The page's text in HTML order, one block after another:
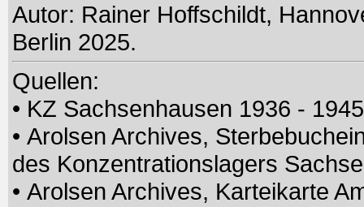
Autor: Rainer Hoffschildt,
Berlin 2025.
Quellen:
• KZ Sachsenhausen 1936 -
• Arolsen Archives,
des Konzentrationslagers
• Arolsen Archives, Karteikarte